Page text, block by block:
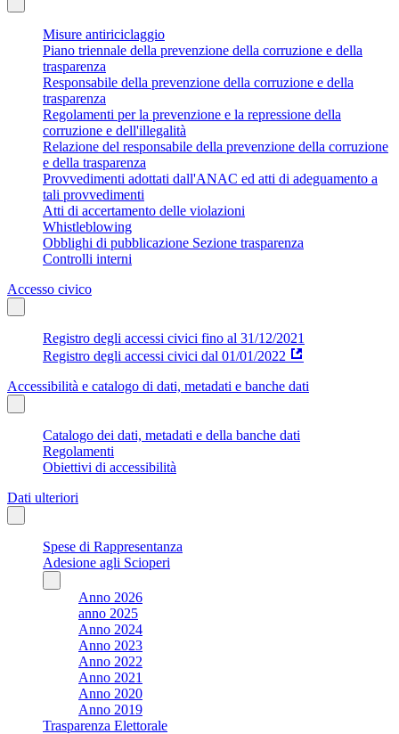
Misure antiriciclaggio
Piano triennale della prevenzione della corruzione e della
trasparenza
Responsabile della prevenzione della corruzione e della
trasparenza
Regolamenti per la prevenzione e la repressione della
corruzione e dell'illegalità
Relazione del responsabile della prevenzione della corruzione
e della trasparenza
Provvedimenti adottati dall'ANAC ed atti di adeguamento a
tali provvedimenti
Atti di accertamento delle violazioni
Whistleblowing
Obblighi di pubblicazione Sezione trasparenza
Controlli interni
Accesso civico
Registro degli accessi civici fino al 31/12/2021
Registro degli accessi civici dal 01/01/2022
Accessibilità e catalogo di dati, metadati e banche dati
Catalogo dei dati, metadati e della banche dati
Regolamenti
Obiettivi di accessibilità
Dati ulteriori
Spese di Rappresentanza
Adesione agli Scioperi
Anno 2026
anno 2025
Anno 2024
Anno 2023
Anno 2022
Anno 2021
Anno 2020
Anno 2019
Trasparenza Elettorale